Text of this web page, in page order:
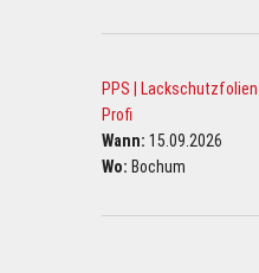
PPS | Lackschutzfolien
Profi
Wann: 15.09.2026
Wo: Bochum